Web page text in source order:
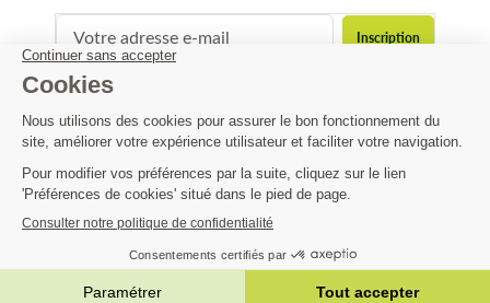
16,06 €
  AJOUTER AU PANIER
contact@matijardin.fr 04 81 120 120
Matijardin
Infos pratiques